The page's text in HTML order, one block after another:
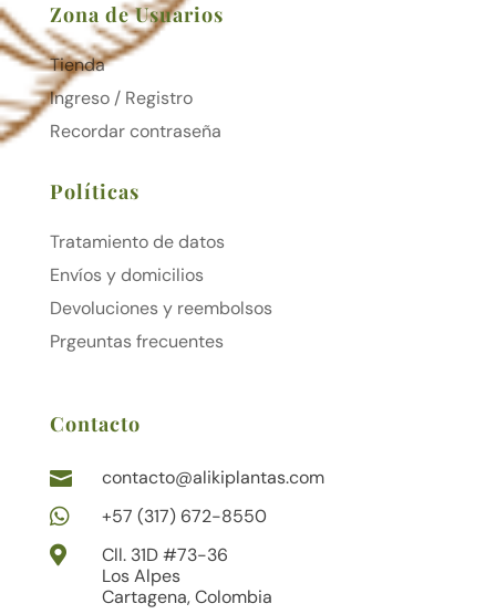
Zona de Usuarios
Tienda
Ingreso / Registro
Recordar contraseña
Políticas
Tratamiento de datos
Envíos y domicilios
Devoluciones y reembolsos
Prgeuntas frecuentes
Contacto

contacto@alikiplantas.com

+57 (317) 672-8550

Cll. 31D #73-36
Los Alpes
Cartagena, Colombia